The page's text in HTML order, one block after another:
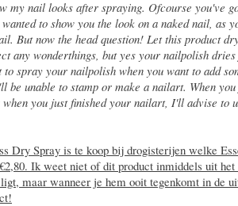
my nail looks after spraying. Ofcourse you've
to show you the look on a naked nail, as
But now the head question! Let this product
any wonderthings, but yes your nailpolish
to spray your nailpolish when you want to add
be unable to stamp or make a nailart. When
you just finished your nailart, I'll advise to
Dry Spray is te koop bij drogisterijen welke
Ik weet niet of dit product inmiddels uit
maar wanneer je hem ooit tegenkomt in de